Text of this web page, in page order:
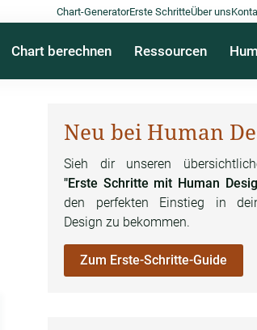
Chart-GeneratorErste SchritteÜber uns
Chart berechnen Ressourcen
Neu bei Human
Sieh dir unseren
"Erste Schritte mit Human
den perfekten Einstieg in
Design zu bekommen.
Zum Erste-Schritte-Guide